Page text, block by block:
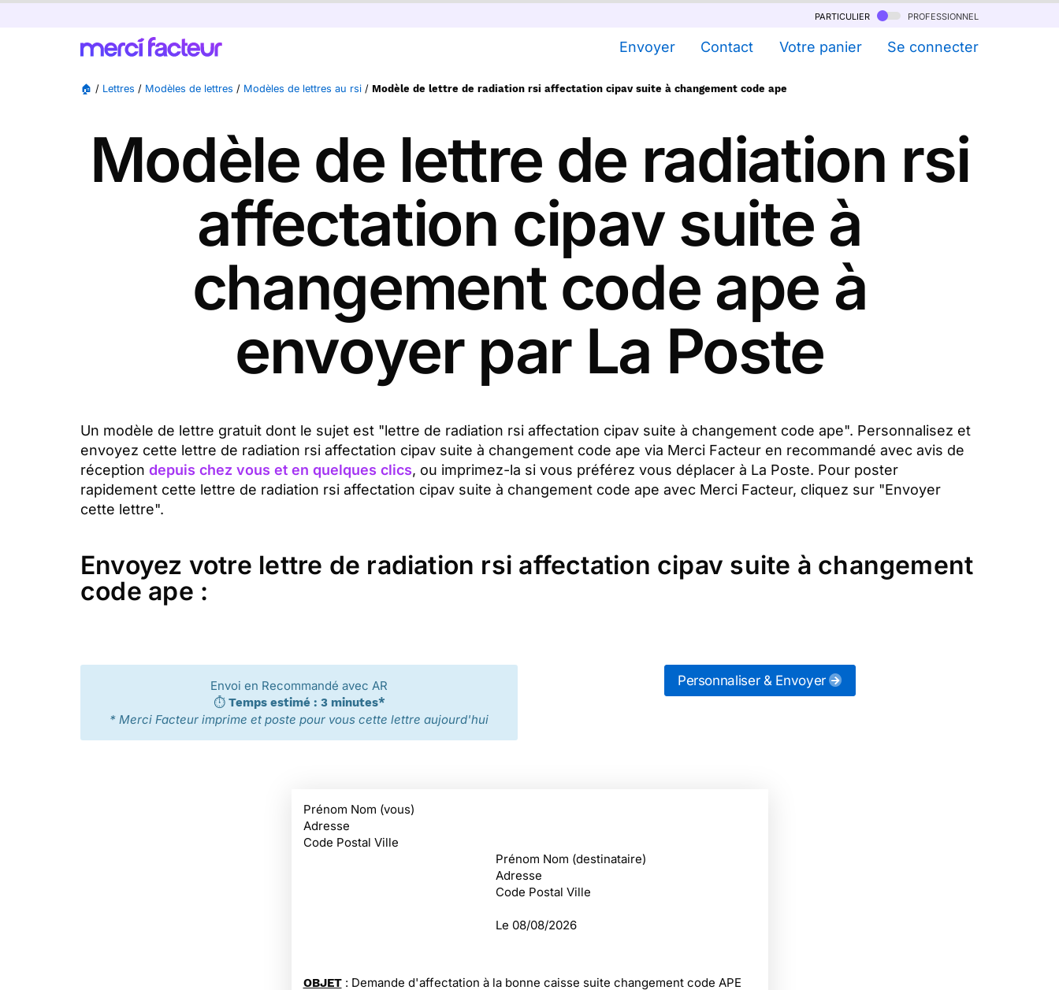
particulier professionnel
Envoyer Contact Votre panier Se connecter
🏠 / Lettres / Modèles de lettres / Modèles de lettres au rsi / Modèle de lettre de radiation rsi affectation cipav suite à changement code ape
Modèle de lettre de radiation rsi
affectation cipav suite à
changement code ape à
envoyer par La Poste
Un modèle de lettre gratuit dont le sujet est "lettre de radiation rsi affectation cipav suite à changement code ape". Personnalisez et
envoyez cette lettre de radiation rsi affectation cipav suite à changement code ape via Merci Facteur en recommandé avec avis de
réception depuis chez vous et en quelques clics, ou imprimez-la si vous préférez vous déplacer à La Poste. Pour poster
rapidement cette lettre de radiation rsi affectation cipav suite à changement code ape avec Merci Facteur, cliquez sur "Envoyer
cette lettre".
Envoyez votre lettre de radiation rsi affectation cipav suite à changement
code ape :
Envoi en Recommandé avec AR
⏱️ Temps estimé : 3 minutes*
* Merci Facteur imprime et poste pour vous cette lettre aujourd'hui
Personnaliser & Envoyer
Prénom Nom (vous)
Adresse
Code Postal Ville
Prénom Nom (destinataire)
Adresse
Code Postal Ville
Le 08/08/2026
OBJET : Demande d'affectation à la bonne caisse suite changement code APE